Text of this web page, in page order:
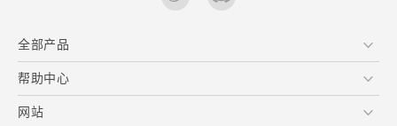
全部产品
区块链智能手机
VIVE
帮助中心
在线客服
网站